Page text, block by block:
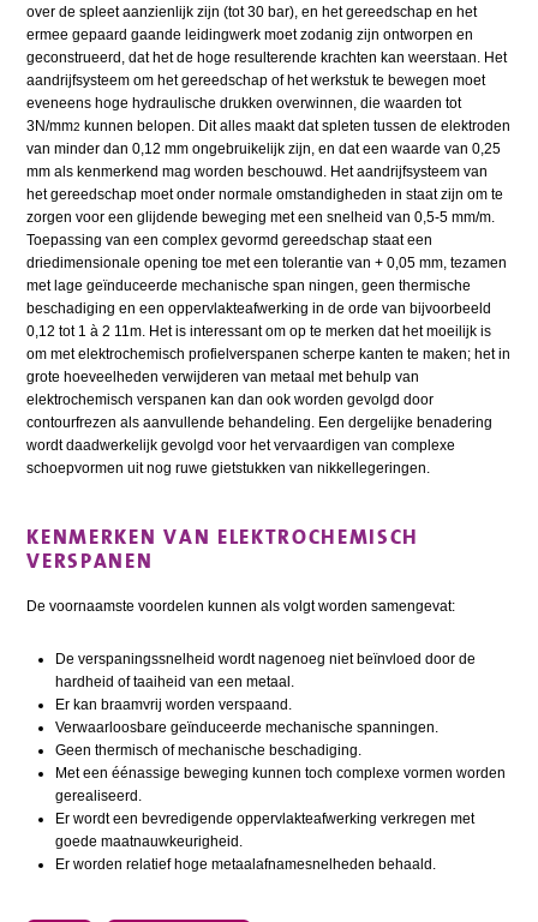
over de spleet aanzienlijk zijn (tot 30 bar), en het gereedschap en het
ermee gepaard gaande leidingwerk moet zodanig zijn ontworpen en
geconstrueerd, dat het de hoge resulterende krachten kan weerstaan. Het
aandrijfsysteem om het gereedschap of het werkstuk te bewegen moet
eveneens hoge hydraulische drukken overwinnen, die waarden tot
3N/mm2 kunnen belopen. Dit alles maakt dat spleten tussen de elektroden
van minder dan 0,12 mm ongebruikelijk zijn, en dat een waarde van 0,25
mm als kenmerkend mag worden beschouwd. Het aandrijfsysteem van
het gereedschap moet onder normale omstandigheden in staat zijn om te
zorgen voor een glijdende beweging met een snelheid van 0,5-5 mm/m.
Toepassing van een complex gevormd gereedschap staat een
driedimensionale opening toe met een tolerantie van + 0,05 mm, tezamen
met lage geïnduceerde mechanische span ningen, geen thermische
beschadiging en een oppervlakteafwerking in de orde van bijvoorbeeld
0,12 tot 1 à 2 11m. Het is interessant om op te merken dat het moeilijk is
om met elektrochemisch profielverspanen scherpe kanten te maken; het in
grote hoeveelheden verwijderen van metaal met behulp van
elektrochemisch verspanen kan dan ook worden gevolgd door
contourfrezen als aanvullende behandeling. Een dergelijke benadering
wordt daadwerkelijk gevolgd voor het vervaardigen van complexe
schoepvormen uit nog ruwe gietstukken van nikkellegeringen.
KENMERKEN VAN ELEKTROCHEMISCH
VERSPANEN
De voornaamste voordelen kunnen als volgt worden samengevat:
De verspaningssnelheid wordt nagenoeg niet beïnvloed door de
hardheid of taaiheid van een metaal.
Er kan braamvrij worden verspaand.
Verwaarloosbare geïnduceerde mechanische spanningen.
Geen thermisch of mechanische beschadiging.
Met een éénassige beweging kunnen toch complexe vormen worden
gerealiseerd.
Er wordt een bevredigende oppervlakteafwerking verkregen met
goede maatnauwkeurigheid.
Er worden relatief hoge metaalafnamesnelheden behaald.